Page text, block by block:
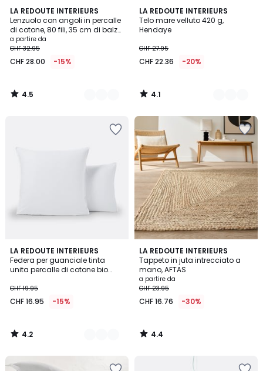
LA REDOUTE INTERIEURS
Lenzuolo con angoli in percalle
di cotone, 80 fili, 35 cm di balza,
Scenario
a partire da
CHF 32.95
CHF 28.00 -15%
4.5
/ 5
21
Colori
4.5
/
LA REDOUTE INTERIEURS
Telo mare velluto 420 g,
Hendaye
CHF 27.95
CHF 22.36 -20%
4.1
/ 5
7
Colori
4.1
/
LA REDOUTE INTERIEURS
Federa per guanciale tinta
unita percalle di cotone bio
CHF 19.95
CHF 16.95 -15%
4.2
/ 5
13
Colori
4.2
/
LA REDOUTE INTERIEURS
Tappeto in juta intrecciato a
mano, AFTAS
a partire da
CHF 23.95
CHF 16.76 -30%
4.4
/ 5
4.4
/